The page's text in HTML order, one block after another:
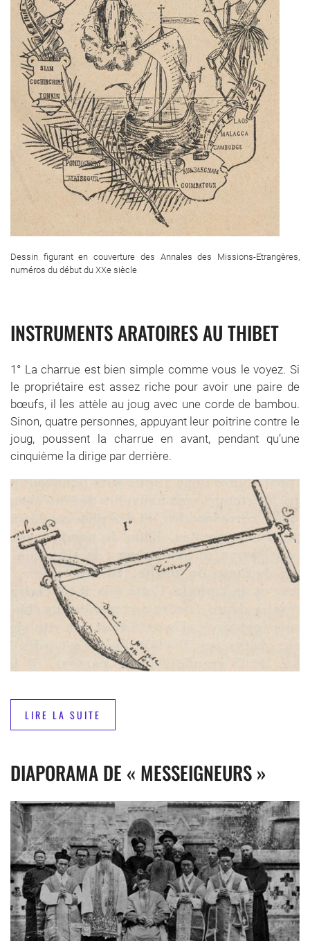
Dessin figurant en couverture des Annales des Missions-Etrangères,
numéros du début du XXe siècle
INSTRUMENTS ARATOIRES AU THIBET
1° La charrue est bien simple comme vous le voyez. Si
le propriétaire est assez riche pour avoir une paire de
bœufs, il les attèle au joug avec une corde de bambou.
Sinon, quatre personnes, appuyant leur poitrine contre le
joug, poussent la charrue en avant, pendant qu’une
cinquième la dirige par derrière.
LIRE LA SUITE
DIAPORAMA DE « MESSEIGNEURS »